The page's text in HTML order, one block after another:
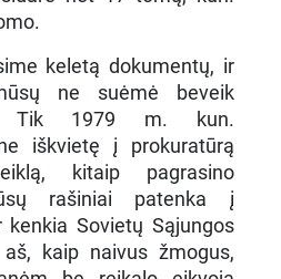
keletą dokumentų, ir
ne suėmė beveik
Tik 1979 m. kun.
iškvietę į prokuratūrą
kitaip pagrasino
rašiniai patenka į
kenkia Sovietų Sąjungos
kaip naivus žmogus,